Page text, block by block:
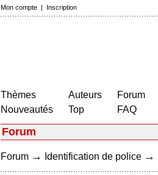
Mon compte | Inscription
Thèmes
Nouveautés
Auteurs
Top
Forum
FAQ
Forum
Forum → Identification de police →